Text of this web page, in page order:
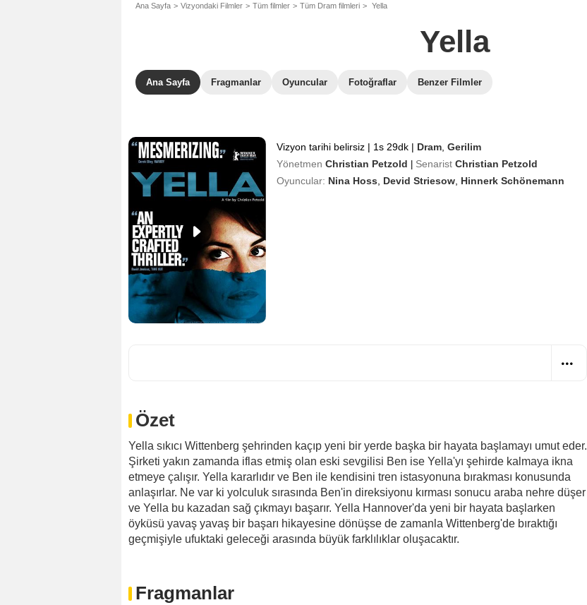
Ana Sayfa Vizyondaki Filmler Tüm filmler Tüm Dram filmleri Yella
Yella
Ana Sayfa Fragmanlar Oyuncular Fotoğraflar Benzer Filmler
Vizyon tarihi belirsiz | 1s 29dk | Dram Gerilim
Yönetmen Christian Petzold Senarist Christian Petzold
Oyuncular: Nina Hoss Devid Striesow Hinnerk Schönemann
Özet
Yella sıkıcı Wittenberg şehrinden kaçıp yeni bir yerde başka bir hayata başlamayı umut eder.
Şirketi yakın zamanda iflas etmiş olan eski sevgilisi Ben ise Yella'yı şehirde kalmaya ikna
etmeye çalışır. Yella kararlıdır ve Ben ile kendisini tren istasyonuna bırakması konusunda
anlaşırlar. Ne var ki yolculuk sırasında Ben'in direksiyonu kırması sonucu araba nehre düşer
ve Yella bu kazadan sağ çıkmayı başarır. Yella Hannover'da yeni bir hayata başlarken
öyküsü yavaş yavaş bir başarı hikayesine dönüşse de zamanla Wittenberg'de bıraktığı
geçmişiyle ufuktaki geleceği arasında büyük farklılıklar oluşacaktır.
Fragmanlar